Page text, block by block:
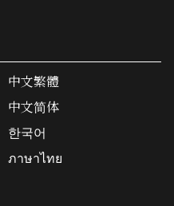
中文繁體
中文简体
한국어
ภาษาไทย